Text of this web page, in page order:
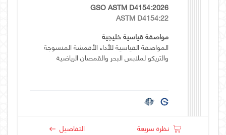
GSO ASTM D4154:2026
ASTM D4154:22
مواصفة قياسية خليجية
المواصفة القياسية للأداء الأقمشة المنسوجة
والتريكو لملابس البحر والقمصان الرياضية
نظرة سريعة التفاصيل